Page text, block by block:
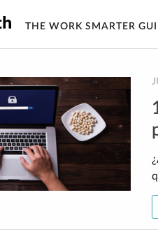
THE WORK SMARTER